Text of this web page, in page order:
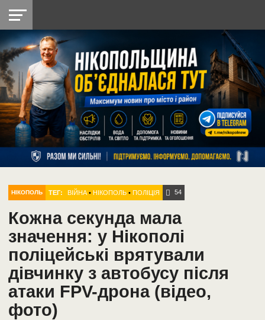
НІКОПОЛЬ
РАЙОН
СІЧЕСЛАВСЬКА
УКРАЇНА
РЕТРО
НІКОПОЛЬ
ЛАЙТ
УКРАЇНА
ДОПОМОГА
РАДІО
НІКОПОЛЬ ТЕГ: ВІЙНА •НІКОПОЛЬ •ПОЛІЦІЯ 54
Кожна секунда мала
значення: у Нікополі
поліцейські врятували
дівчинку з автобусу після
атаки FPV-дрона (відео,
фото)